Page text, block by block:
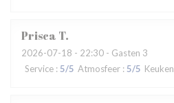
Prisca T
2026-07-18 - 22:30 - Gasten 3
Service : 5/5 Atmosfeer : 5/5 Keuken